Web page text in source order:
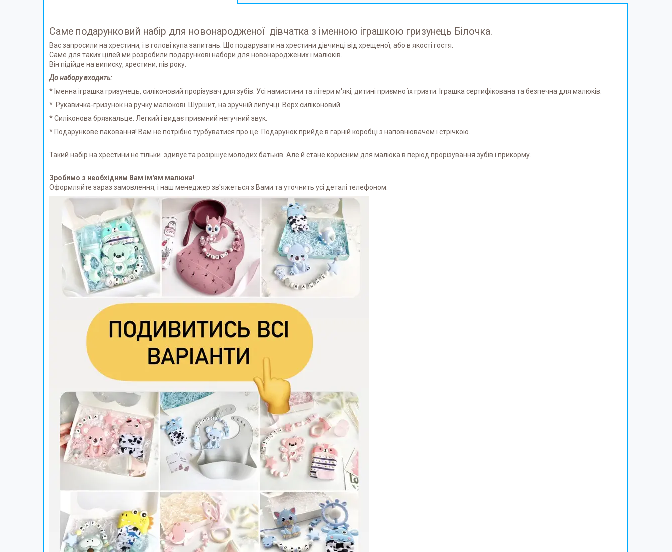
Саме подарунковий набір для новонародженої дівчатка з іменною іграшкою гризунець Білочка.
Вас запросили на хрестини, і в голові купа запитань: Що подарувати на хрестини дівчинці від хрещеної, або в якості гостя.
Саме для таких цілей ми розробили подарункові набори для новонароджених і малюків.
Він підійде на виписку, хрестини, пів року.
До набору входить:
* Іменна іграшка гризунець, силіконовий прорізувач для зубів. Усі намистини та літери м'які, дитині приємно їх гризти. Іграшка сертифікована та безпечна для малюків.
* Рукавичка-гризунок на ручку малюкові. Шуршит, на зручній липучці. Верх силіконовий.
* Силіконова брязкальце. Легкий і видає приємний негучний звук.
* Подарункове паковання! Вам не потрібно турбуватися про це. Подарунок прийде в гарній коробці з наповнювачем і стрічкою.
Такий набір на хрестини не тільки здивує та розіршує молодих батьків. Але й стане корисним для малюка в період прорізування зубів і прикорму.
Зробимо з необхідним Вам ім'ям малюка!
Оформляйте зараз замовлення, і наш менеджер зв'яжеться з Вами та уточнить усі деталі телефоном.